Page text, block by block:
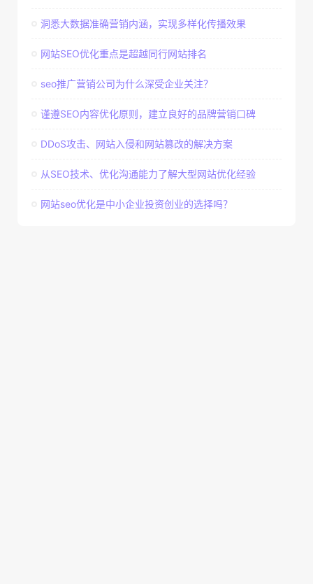
洞悉大数据准确营销内涵，实现多样化传播效果
网站SEO优化重点是超越同行网站排名
seo推广营销公司为什么深受企业关注？
谨遵SEO内容优化原则，建立良好的品牌营销口碑
DDoS攻击、网站入侵和网站篡改的解决方案
从SEO技术、优化沟通能力了解大型网站优化经验
网站seo优化是中小企业投资创业的选择吗？